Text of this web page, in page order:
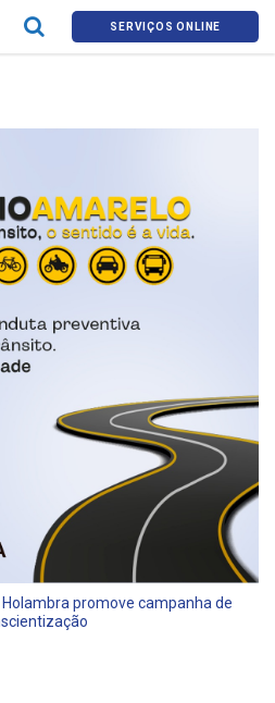
SERVIÇOS ONLINE
promove campanha de